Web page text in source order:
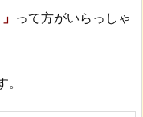
って方がいらっしゃ